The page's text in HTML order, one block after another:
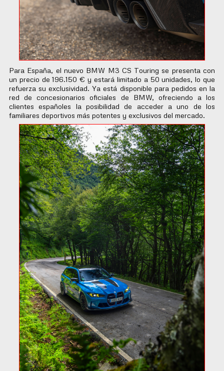
Para España, el nuevo BMW M3 CS Touring se presenta con
un precio de 196.150 € y estará limitado a 50 unidades, lo que
refuerza su exclusividad. Ya está disponible para pedidos en la
red de concesionarios oficiales de BMW, ofreciendo a los
clientes españoles la posibilidad de acceder a uno de los
familiares deportivos más potentes y exclusivos del mercado.